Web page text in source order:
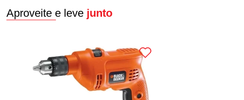
Aproveite e leve junto